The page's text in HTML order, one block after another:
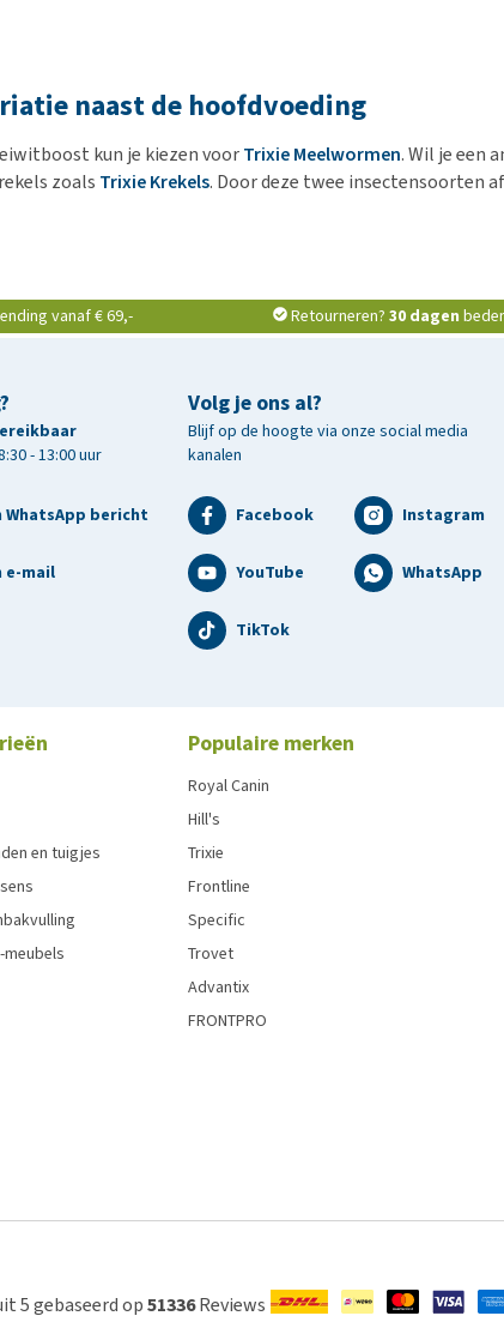
naast de hoofdvoeding
kun je kiezen voorTrixie Meelwormen. Wil je een
zoals Trixie Krekels. Door deze twee insectensoorten
vanaf € 69,- Retourneren? 30 dagen
- 13:00 uur
WhatsApp bericht
e-mail
Volg je ons al?
Blijf op de hoogte via onze social media
kanalen
Facebook Instagram
YouTube WhatsApp
TikTok
en tuigjes
meubels
Populaire merken
Royal Canin
Hill's
Trixie
Frontline
Specific
Trovet
Advantix
FRONTPRO
5 gebaseerd op51336 Reviews